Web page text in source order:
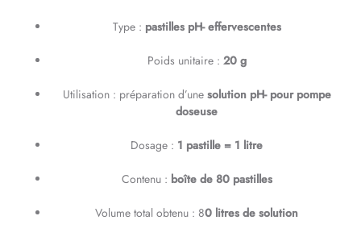
Type : pastilles pH- effervescentes
Poids unitaire : 20 g
Utilisation : préparation d’une solution pH- pour pompe
doseuse
Dosage : 1 pastille = 1 litre
Contenu : boîte de 80 pastilles
Volume total obtenu : 80 litres de solution